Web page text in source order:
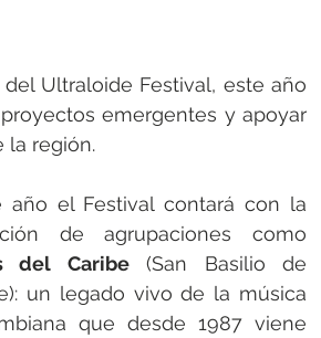
Ultraloide Festival, este año
emergentes y apoyar
la región.
año el Festival contará con la
del Caribe (San Basilio de
un legado vivo de la música
que desde 1987 viene